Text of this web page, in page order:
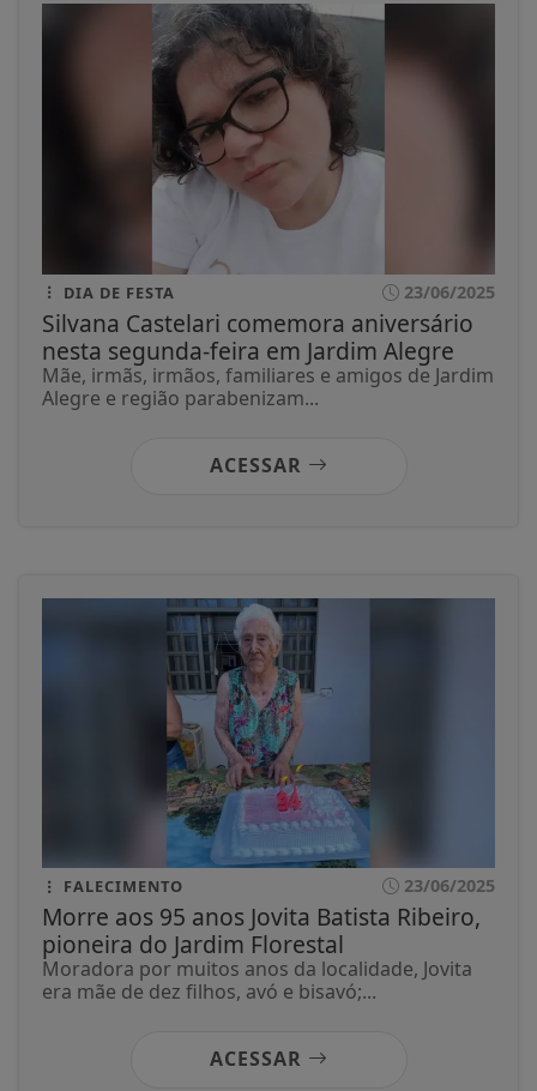
DIA DE FESTA 23/06/2025
Silvana Castelari comemora aniversário
nesta segunda-feira em Jardim Alegre
Mãe, irmãs, irmãos, familiares e amigos de Jardim
Alegre e região parabenizam...
ACESSAR
FALECIMENTO 23/06/2025
Morre aos 95 anos Jovita Batista Ribeiro,
pioneira do Jardim Florestal
Moradora por muitos anos da localidade, Jovita
era mãe de dez filhos, avó e bisavó;...
ACESSAR